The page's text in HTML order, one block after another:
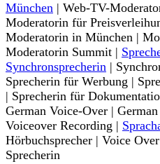
München | Web-TV-
Moderatorin für
Moderatorin in München |
Moderatorin Summit |
Synchronsprecherin |
Sprecherin für Werbung |
| Sprecherin für
German Voice-Over |
Voiceover Recording |
Hörbuchsprecher | Voice
Sprecherin